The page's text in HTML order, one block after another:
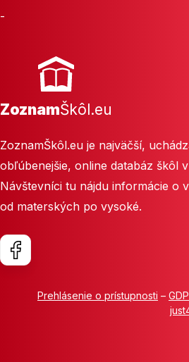
-
ZoznamŠkôl.eu
ZoznamŠkôl.eu je najväčší,
obľúbenejšie, online databáz škôl
Návštevníci tu nájdu informácie o
od materských po vysoké.
Prehlásenie o prístupnosti –